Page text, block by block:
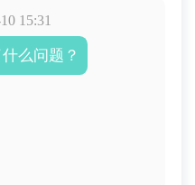
15:31
么问题？